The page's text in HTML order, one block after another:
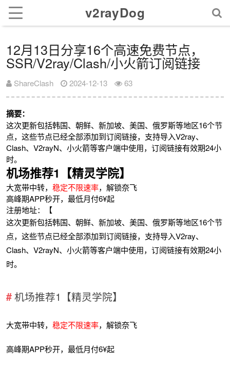
v2rayDog
12月13日分享16个高速免费节点，
SSR/V2ray/Clash/小火箭订阅链接
ShareClash 2024-12-13 63
摘要：
这次更新包括韩国、朝鲜、新加坡、美国、俄罗斯等地区16个节
点，这些节点已经全部添加到订阅链接，支持导入V2ray、
Clash、V2rayN、小火箭等客户端中使用，订阅链接有效期24小
时。
机场推荐1【精灵学院】
大宽带中转，稳定不限速率，解锁奈飞
高峰期APP秒开，最低月付6¥起
注册地址：【
这次更新包括韩国、朝鲜、新加坡、美国、俄罗斯等地区16个节
点，这些节点已经全部添加到订阅链接，支持导入V2ray、
Clash、V2rayN、小火箭等客户端中使用，订阅链接有效期24小
时。
机场推荐1【精灵学院】
大宽带中转，稳定不限速率，解锁奈飞
高峰期APP秒开，最低月付6¥起